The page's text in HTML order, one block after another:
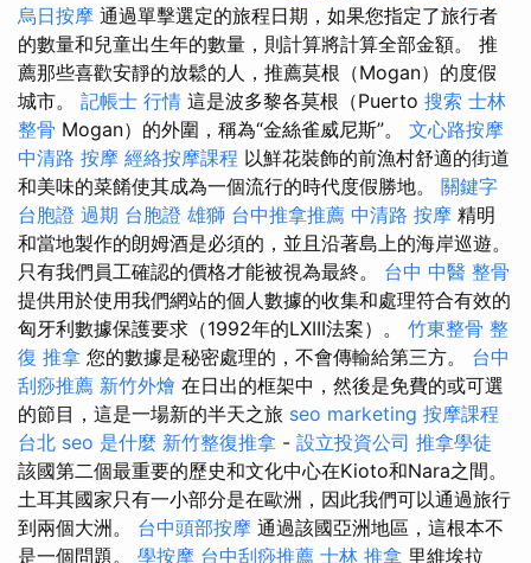
烏日按摩 通過單擊選定的旅程日期，如果您指定了旅行者
的數量和兒童出生年的數量，則計算將計算全部金額。 推
薦那些喜歡安靜的放鬆的人，推薦莫根（Mogan）的度假
城市。 記帳士 行情 這是波多黎各莫根（Puerto 搜索 士林
整骨 Mogan）的外圍，稱為“金絲雀威尼斯”。 文心路按摩
中清路 按摩 經絡按摩課程 以鮮花裝飾的前漁村舒適的街道
和美味的菜餚使其成為一個流行的時代度假勝地。 關鍵字
台胞證 過期 台胞證 雄獅 台中推拿推薦 中清路 按摩 精明
和當地製作的朗姆酒是必須的，並且沿著島上的海岸巡遊。
只有我們員工確認的價格才能被視為最終。 台中 中醫 整骨
提供用於使用我們網站的個人數據的收集和處理符合有效的
匈牙利數據保護要求（1992年的LXIII法案）。 竹東整骨 整
復 推拿 您的數據是秘密處理的，不會傳輸給第三方。 台中
刮痧推薦 新竹外燴 在日出的框架中，然後是免費的或可選
的節目，這是一場新的半天之旅 seo marketing 按摩課程
台北 seo 是什麼 新竹整復推拿 - 設立投資公司 推拿學徒
該國第二個最重要的歷史和文化中心在Kioto和Nara之間。
土耳其國家只有一小部分是在歐洲，因此我們可以通過旅行
到兩個大洲。 台中頭部按摩 通過該國亞洲地區，這根本不
是一個問題。 學按摩 台中刮痧推薦 士林 推拿 里維埃拉